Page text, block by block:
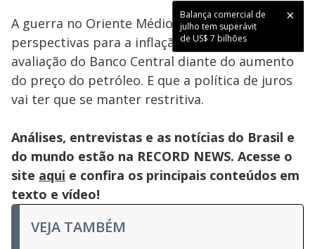
Balança comercial de
julho tem superávit
de US$ 7 bilhões
A guerra no Oriente Médio piorou as
perspectivas para a inflação no Brasil, segundo
avaliação do Banco Central diante do aumento
do preço do petróleo. E que a política de juros
vai ter que se manter restritiva.
Análises, entrevistas e as notícias do Brasil e
do mundo estão na RECORD NEWS. Acesse o
site aqui e confira os principais conteúdos em
texto e vídeo!
VEJA TAMBÉM